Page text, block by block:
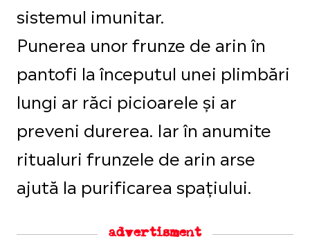
sistemul imunitar.
Punerea unor frunze de arin în
pantofi la începutul unei plimbări
lungi ar răci picioarele și ar
preveni durerea. Iar în anumite
ritualuri frunzele de arin arse
ajută la purificarea spațiului.
advertisment